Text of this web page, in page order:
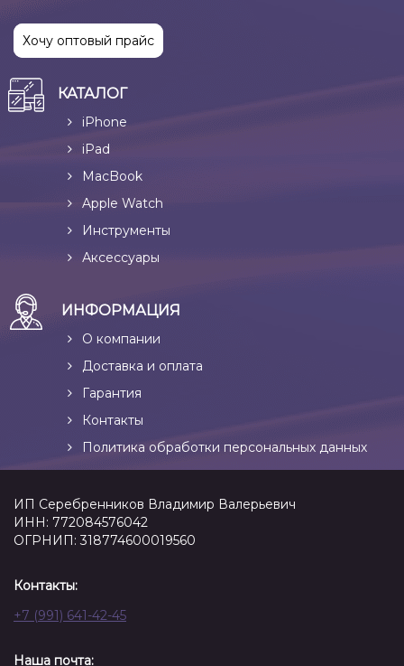
Хочу оптовый прайс
КАТАЛОГ
iPhone
iPad
MacBook
Apple Watch
Инструменты
Аксессуары
ИНФОРМАЦИЯ
О компании
Доставка и оплата
Гарантия
Контакты
Политика обработки персональных данных
ИП Серебренников Владимир Валерьевич
ИНН: 772084576042
ОГРНИП: 318774600019560
Контакты:
+7 (991) 641-42-45
Наша почта: